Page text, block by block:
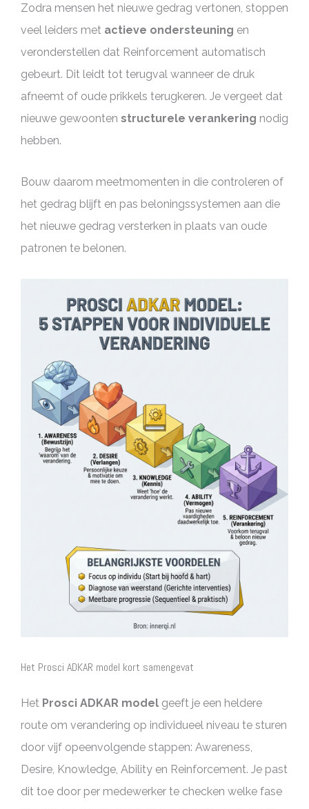
Zodra mensen het nieuwe gedrag vertonen, stoppen
veel leiders met actieve ondersteuning en
veronderstellen dat Reinforcement automatisch
gebeurt. Dit leidt tot terugval wanneer de druk
afneemt of oude prikkels terugkeren. Je vergeet dat
nieuwe gewoonten structurele verankering nodig
hebben.
Bouw daarom meetmomenten in die controleren of
het gedrag blijft en pas beloningssystemen aan die
het nieuwe gedrag versterken in plaats van oude
patronen te belonen.
Het Prosci ADKAR model kort samengevat
Het Prosci ADKAR model geeft je een heldere
route om verandering op individueel niveau te sturen
door vijf opeenvolgende stappen: Awareness,
Desire, Knowledge, Ability en Reinforcement. Je past
dit toe door per medewerker te checken welke fase